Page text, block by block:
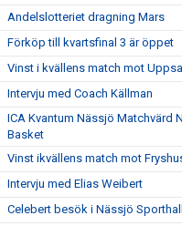
Andelslotteriet dragning Mars
Förköp till kvartsfinal 3 är öppet
Vinst i kvällens match mot
Intervju med Coach Källman
ICA Kvantum Nässjö Matchvärd
Basket
Vinst ikvällens match mot
Intervju med Elias Weibert
Celebert besök i Nässjö Sporthall